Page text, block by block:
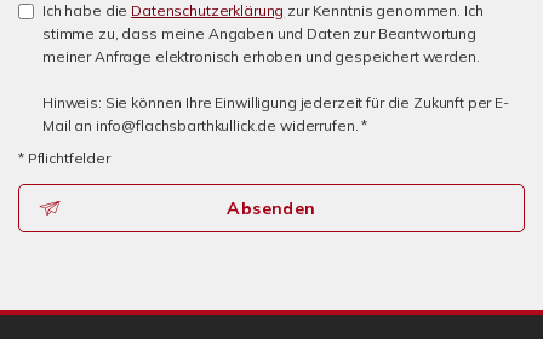
Ich habe die Datenschutzerklärung zur Kenntnis genommen. Ich
stimme zu, dass meine Angaben und Daten zur Beantwortung
meiner Anfrage elektronisch erhoben und gespeichert werden.
Hinweis: Sie können Ihre Einwilligung jederzeit für die Zukunft per E-
Mail an info@flachsbarthkullick.de widerrufen. *
* Pflichtfelder
Absenden